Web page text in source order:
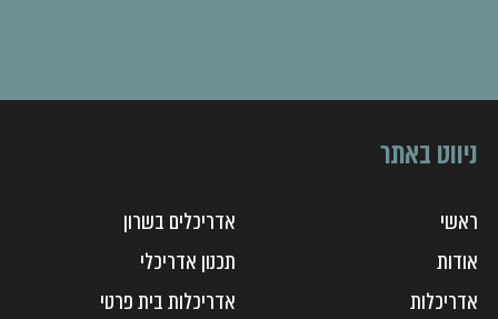
ניווט באתר
ראשי
אודות
אדריכלות
אדריכלים בשרון
תכנון אדריכלי
אדריכלות בית פרטי